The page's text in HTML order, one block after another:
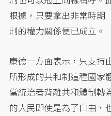
根據，只要拿出非常時期
刑的權力關係便已成立。
康德一方面表示，只支持
所形成的共和制這種國家
當統治者背離共和體制轉
的人民即使是為了自由，